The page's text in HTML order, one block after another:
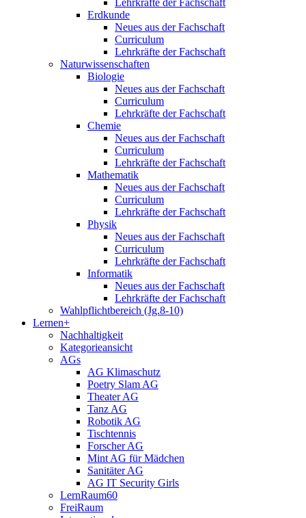
Lehrkräfte der Fachschaft
Erdkunde
Neues aus der Fachschaft
Curriculum
Lehrkräfte der Fachschaft
Naturwissenschaften
Biologie
Neues aus der Fachschaft
Curriculum
Lehrkräfte der Fachschaft
Chemie
Neues aus der Fachschaft
Curriculum
Lehrkräfte der Fachschaft
Mathematik
Neues aus der Fachschaft
Curriculum
Lehrkräfte der Fachschaft
Physik
Neues aus der Fachschaft
Curriculum
Lehrkräfte der Fachschaft
Informatik
Neues aus der Fachschaft
Lehrkräfte der Fachschaft
Wahlpflichtbereich (Jg.8-10)
Lernen+
Nachhaltigkeit
Kategorieansicht
AGs
AG Klimaschutz
Poetry Slam AG
Theater AG
Tanz AG
Robotik AG
Tischtennis
Forscher AG
Mint AG für Mädchen
Sanitäter AG
AG IT Security Girls
LernRaum60
FreiRaum